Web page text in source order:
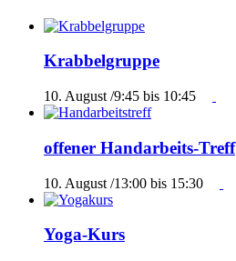
Krabbelgruppe
10. August /9:45 bis 10:45
offener Handarbeits-Treff
10. August /13:00 bis 15:30
Yoga-Kurs